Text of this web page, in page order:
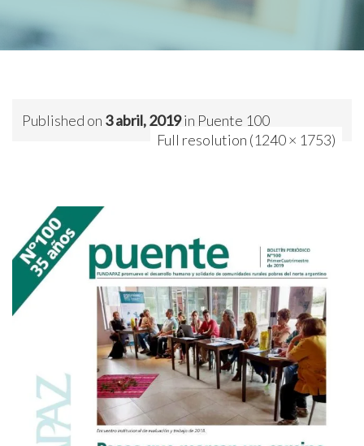
Published on 3 abril, 2019in Puente 100
Full resolution (1240 × 1753)